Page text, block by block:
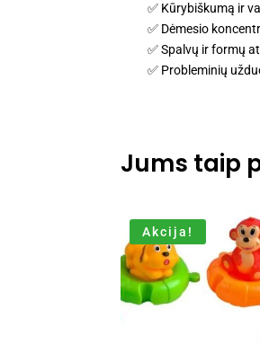
✅ Kūrybiškumą ir
✅ Dėmesio
✅ Spalvų ir formų
✅ Probleminių
Jums taip
Akcija!